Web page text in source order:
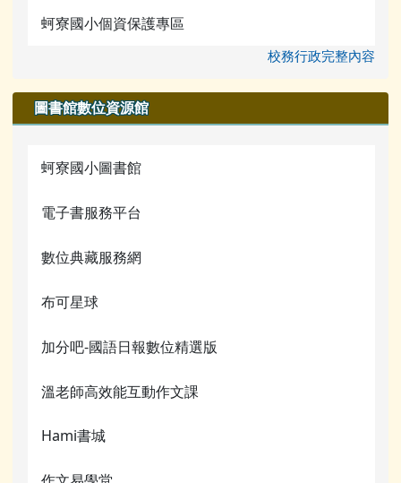
宣導網站
蚵寮國小個資保護專區
校務行政完整內容
圖書館數位資源館
蚵寮國小圖書館
電子書服務平台
數位典藏服務網
布可星球
加分吧-國語日報數位精選版
溫老師高效能互動作文課
Hami書城